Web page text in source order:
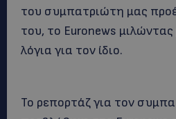
του συμπατριώτη μας
του, το Euronews
λόγια για τον ίδιο.
Το ρεπορτάζ για τον